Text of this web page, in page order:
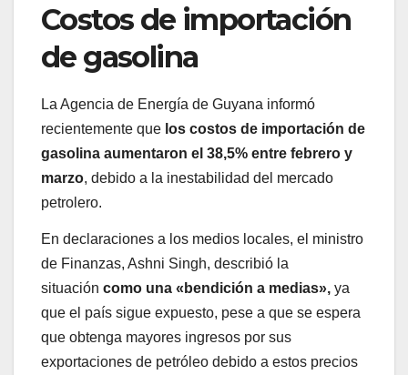
Costos de importación
de gasolina
La Agencia de Energía de Guyana informó
recientemente que los costos de importación de
gasolina aumentaron el 38,5% entre febrero y
marzo, debido a la inestabilidad del mercado
petrolero.
En declaraciones a los medios locales, el ministro
de Finanzas, Ashni Singh, describió la
situación como una «bendición a medias», ya
que el país sigue expuesto, pese a que se espera
que obtenga mayores ingresos por sus
exportaciones de petróleo debido a estos precios